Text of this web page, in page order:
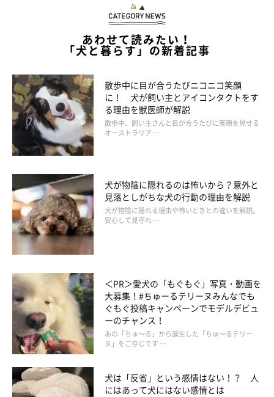
あわせて読みたい！
「犬と暮らす」の新着記事
散歩中に目が合うたびニコニコ笑顔
に！ 犬が飼い主とアイコンタクトをす
る理由を獣医師が解説
散歩中、飼い主さんと目が合うたびに笑顔を見せる
オーストラリア …
犬が物陰に隠れるのは怖いから？意外と
見落としがちな犬の行動の理由を解説
犬が物陰に隠れる理由や怖いときとの違いを解説。
安心して見守れ …
＜PR＞愛犬の「もぐもぐ」写真・動画を
大募集！#ちゅーるテリーヌみんなでも
ぐもぐ投稿キャンペーンでモデルデビュ
ーのチャンス！
あの「ちゅ～る」から誕生した「ちゅ～るテリー
ヌ」をご存じです …
犬は「反省」という感情はない！？ 人
にはあって犬にはない感情とは